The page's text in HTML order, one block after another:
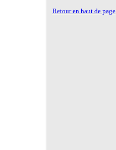
Retour en haut de page